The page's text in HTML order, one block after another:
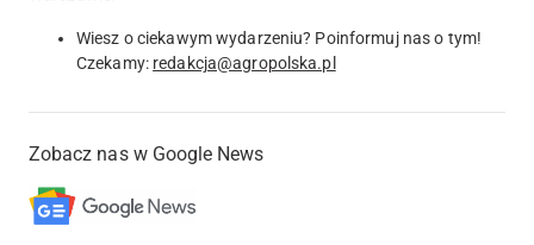
Wiesz o ciekawym wydarzeniu? Poinformuj nas o tym!
Czekamy: redakcja@agropolska.pl
Zobacz nas w Google News